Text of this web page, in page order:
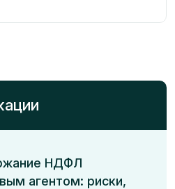
НДФЛ
агентом: риски,